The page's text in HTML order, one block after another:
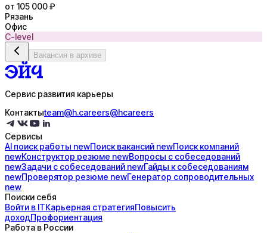
от 105 000 ₽
Рязань
Офис
C-level
Вакансия в архиве
Сервис развития карьеры
Контактыteam@h.careers@hcareers
Сервисы
AI поискработы newПоисквакансий newПоисккомпаний
newКонструктор резюме newВопросы с собеседований
newЗадачи с собеседований newГайды ксобеседованиям
newПроверятор резюме newГенератор сопроводительных
new
Поиски себя
Войти в ITКарьерная стратегияПовысить
доходПрофориентация
Работа в России